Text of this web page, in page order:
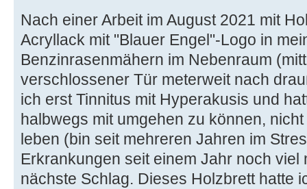
Nach einer Arbeit im August 2021 mit
Acryllack mit "Blauer Engel"-Logo in
Benzinrasenmähern im Nebenraum
verschlossener Tür meterweit nach
ich erst Tinnitus mit Hyperakusis und
halbwegs mit umgehen zu können,
leben (bin seit mehreren Jahren im
Erkrankungen seit einem Jahr noch viel
nächste Schlag. Dieses Holzbrett hatte